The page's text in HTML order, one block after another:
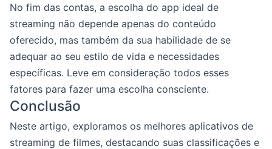
No fim das contas, a escolha do app ideal de
streaming não depende apenas do conteúdo
oferecido, mas também da sua habilidade de se
adequar ao seu estilo de vida e necessidades
específicas. Leve em consideração todos esses
fatores para fazer uma escolha consciente.
Conclusão
Neste artigo, exploramos os melhores aplicativos de
streaming de filmes, destacando suas classificações e